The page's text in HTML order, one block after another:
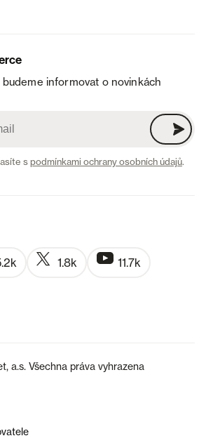
informovat o novinkách
spodmínkami ochrany osobních údajů.
1.8k 11.7k
a.s. Všechna práva vyhrazena